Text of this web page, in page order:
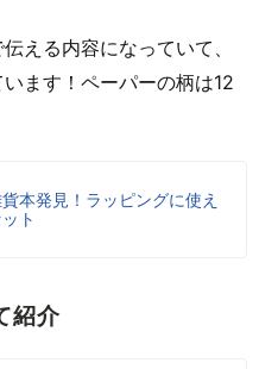
える内容になっていて、
ます！ペーパーの柄は12
本発見！ラッピングに使え
ト
紹介